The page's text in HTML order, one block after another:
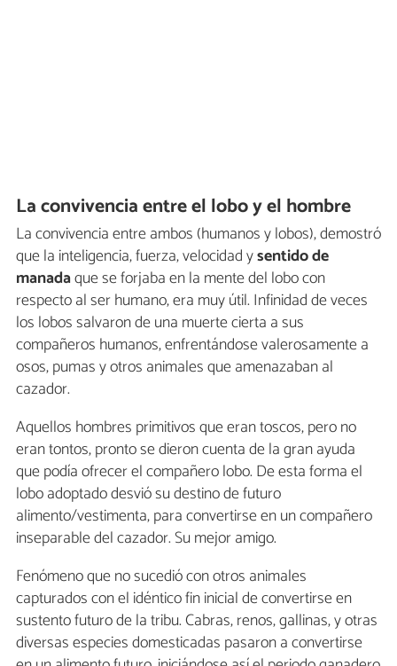
La convivencia entre el lobo y el hombre
La convivencia entre ambos (humanos y lobos), demostró
que la inteligencia, fuerza, velocidad ysentido de
manadaque se forjaba en la mente del lobo con
respecto al ser humano, era muy útil. Infinidad de veces
los lobos salvaron de una muerte cierta a sus
compañeros humanos, enfrentándose valerosamente a
osos, pumas y otros animales que amenazaban al
cazador.
Aquellos hombres primitivos que eran toscos, pero no
eran tontos, pronto se dieron cuenta de la gran ayuda
que podía ofrecer el compañero lobo. De esta forma el
lobo adoptado desvió su destino de futuro
alimento/vestimenta, para convertirse en un compañero
inseparable del cazador. Su mejor amigo.
Fenómeno que no sucedió con otros animales
capturados con el idéntico fin inicial de convertirse en
sustento futuro de la tribu. Cabras, renos, gallinas, y otras
diversas especies domesticadas pasaron a convertirse